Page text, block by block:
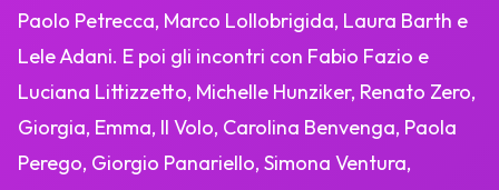
Paolo Petrecca, Marco Lollobrigida, Laura Barth e
Lele Adani. E poi gli incontri con Fabio Fazio e
Luciana Littizzetto, Michelle Hunziker, Renato Zero,
Giorgia, Emma, Il Volo, Carolina Benvenga, Paola
Perego, Giorgio Panariello, Simona Ventura,